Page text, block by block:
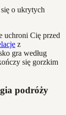
uchroni Cię przed
z
gra według
się gorzkim
podróży